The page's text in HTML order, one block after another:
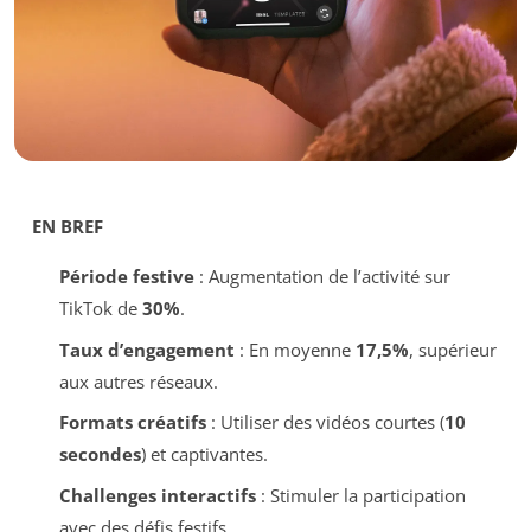
EN BREF
Période festive: Augmentation de l’activité sur
TikTok de 30%.
Taux d’engagement : En moyenne 17,5%, supérieur
aux autres réseaux.
Formats créatifs: Utiliser des vidéos courtes (10
secondes) et captivantes.
Challenges interactifs: Stimuler la participation
avec des défis festifs.